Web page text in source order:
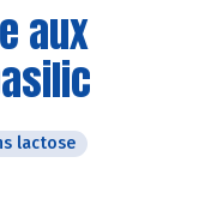
aux
lactose